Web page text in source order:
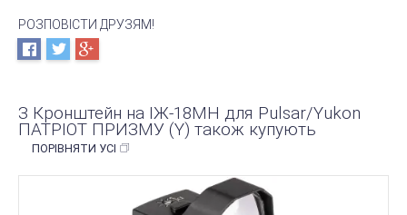
РОЗПОВІСТИ ДРУЗЯМ!
З Кронштейн на ІЖ-18МН для Pulsar/Yukon
ПАТРІОТ ПРИЗМУ (Y) також купують
ПОРІВНЯТИ УСІ